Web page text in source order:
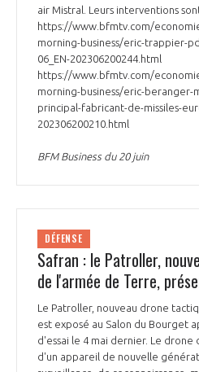
air Mistral. Leurs interventions
https://www.bfmtv.com/
morning-business/eric-trappier-
06_EN-202306200244.html
https://www.bfmtv.com/
morning-business/eric-beranger-
principal-fabricant-de-missiles-
202306200210.html
BFM Business du 20 juin
DÉFENSE
Safran : le Patroller,
de l'armée de Terre,
Le Patroller, nouveau drone
est exposé au Salon du Bourget
d'essai le 4 mai dernier. Le
d'un appareil de nouvelle